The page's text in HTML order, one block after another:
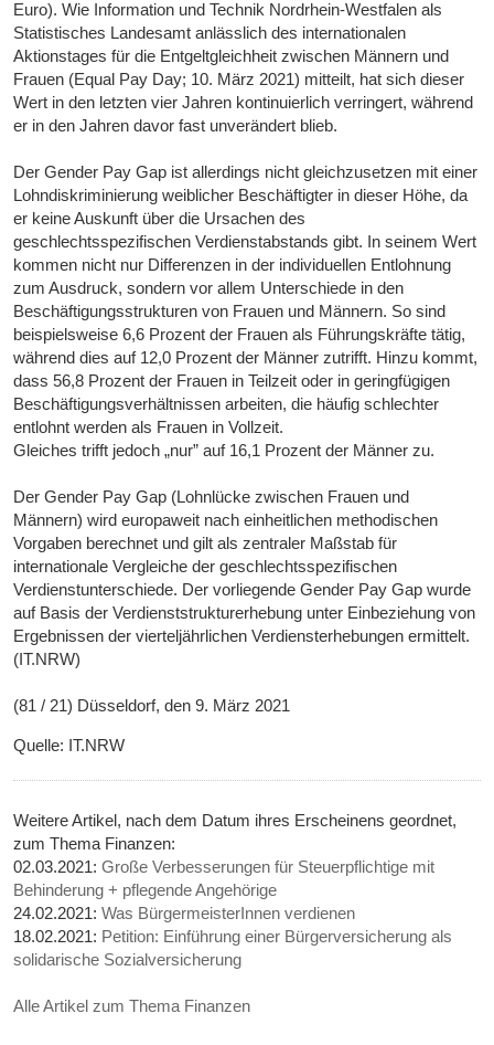
Euro). Wie Information und Technik Nordrhein-Westfalen als
Statistisches Landesamt anlässlich des internationalen
Aktionstages für die Entgeltgleichheit zwischen Männern und
Frauen (Equal Pay Day; 10. März 2021) mitteilt, hat sich dieser
Wert in den letzten vier Jahren kontinuierlich verringert, während
er in den Jahren davor fast unverändert blieb.
Der Gender Pay Gap ist allerdings nicht gleichzusetzen mit einer
Lohndiskriminierung weiblicher Beschäftigter in dieser Höhe, da
er keine Auskunft über die Ursachen des
geschlechtsspezifischen Verdienstabstands gibt. In seinem Wert
kommen nicht nur Differenzen in der individuellen Entlohnung
zum Ausdruck, sondern vor allem Unterschiede in den
Beschäftigungsstrukturen von Frauen und Männern. So sind
beispielsweise 6,6 Prozent der Frauen als Führungskräfte tätig,
während dies auf 12,0 Prozent der Männer zutrifft. Hinzu kommt,
dass 56,8 Prozent der Frauen in Teilzeit oder in geringfügigen
Beschäftigungsverhältnissen arbeiten, die häufig schlechter
entlohnt werden als Frauen in Vollzeit.
Gleiches trifft jedoch „nur” auf 16,1 Prozent der Männer zu.
Der Gender Pay Gap (Lohnlücke zwischen Frauen und
Männern) wird europaweit nach einheitlichen methodischen
Vorgaben berechnet und gilt als zentraler Maßstab für
internationale Vergleiche der geschlechtsspezifischen
Verdienstunterschiede. Der vorliegende Gender Pay Gap wurde
auf Basis der Verdienststrukturerhebung unter Einbeziehung von
Ergebnissen der vierteljährlichen Verdiensterhebungen ermittelt.
(IT.NRW)
(81 / 21) Düsseldorf, den 9. März 2021
Quelle: IT.NRW
Weitere Artikel, nach dem Datum ihres Erscheinens geordnet,
zum Thema Finanzen:
02.03.2021:Große Verbesserungen für Steuerpflichtige mit
Behinderung + pflegende Angehörige
24.02.2021:Was BürgermeisterInnen verdienen
18.02.2021: Petition: Einführung einer Bürgerversicherung als
solidarische Sozialversicherung
Alle Artikel zum Thema Finanzen